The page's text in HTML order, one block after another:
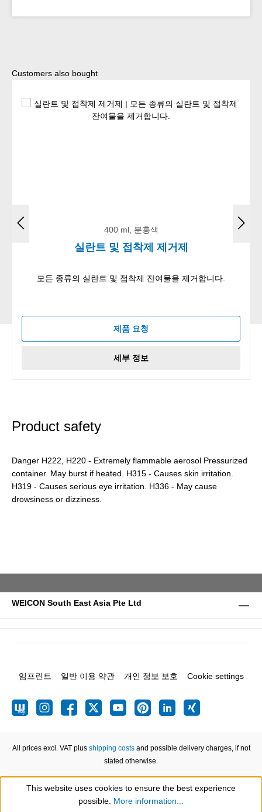
Skip product gallery
Customers also bought
400 ml, 분홍색
실란트 및 접착제 제거제
모든 종류의 실란트 및 접착제 잔여물을 제거합니다.
제품 요청
세부 정보
Product safety
Danger H222, H220 - Extremely flammable aerosol Pressurized
container. May burst if heated. H315 - Causes skin irritation.
H319 - Causes serious eye irritation. H336 - May cause
drowsiness or dizziness.
WEICON South East Asia Pte Ltd
임프린트 일반 이용 약관 개인 정보 보호 Cookie settings
All prices excl. VAT plus shipping costsand possible delivery charges, if not
stated otherwise.
Show toolbar
This website uses cookies to ensure the best experience
possible. More information...